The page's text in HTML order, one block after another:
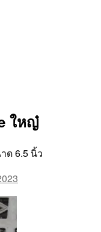
ใหญ๋
ด 6.5 นิ้ว